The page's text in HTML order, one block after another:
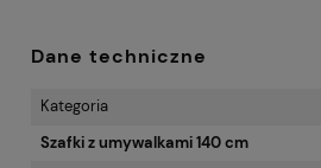
Dane techniczne
Kategoria
Szafki z umywalkami 140 cm